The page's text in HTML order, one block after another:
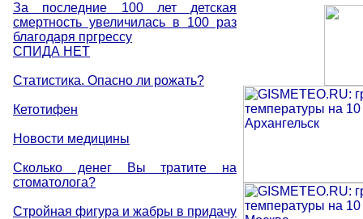
За последние 100 лет детская
смертность увеличилась в 100 раз
благодаря пргрессу
СПИДА НЕТ
Статистика. Опасно ли рожать?
Кетотифен
Новости медицины
Сколько денег Вы тратите на
стоматолога?
Стройная фигура и жабры в придачу